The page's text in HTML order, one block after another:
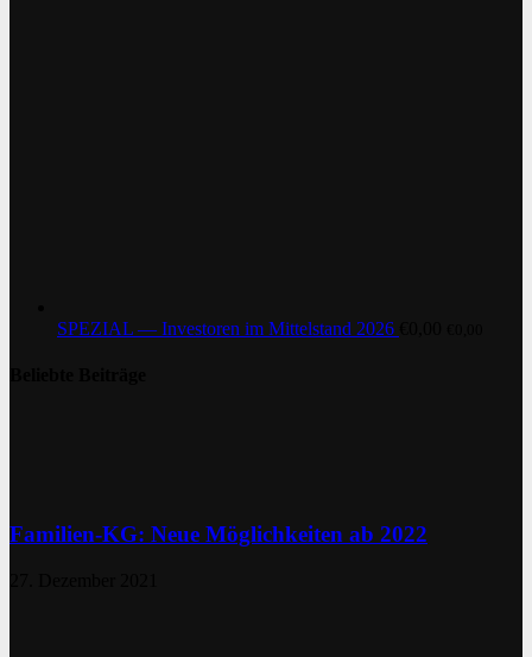
SPEZIAL — Investoren im Mittelstand 2026
Familien-KG: Neue Möglichkeiten ab 2022